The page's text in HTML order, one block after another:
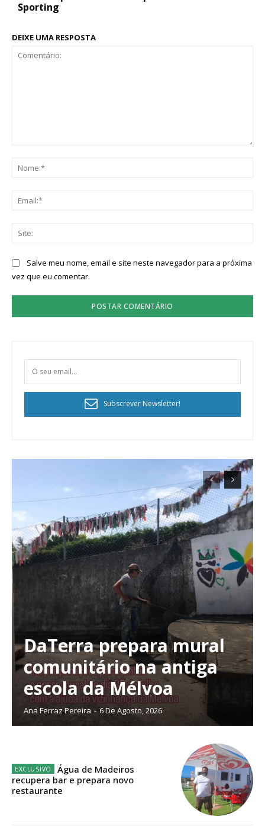
Planos de Assinatura
Faça-se assinante do Região de Cister e ajude-nos a manter este serviço
público!
Sendo assinante terá acesso a todos os conteúdos exclusivos e versões
digitais.
Escolha o plano de assinatura desejado:
ASSINATURA
IMPRESSA
32€
12 meses
Edição em papel entregue à Quinta-feira em sua
casa
Sporting
DEIXE UMA RESPOSTA
Salve meu nome, email e site neste navegador para a próxima
vez que eu comentar.
Subscrever Newsletter!
DaTerra prepara mural
comunitário na antiga
escola da Mélvoa
Ana Ferraz Pereira - 6 De Agosto, 2026
Água de Madeiros
recupera bar e prepara novo
restaurante